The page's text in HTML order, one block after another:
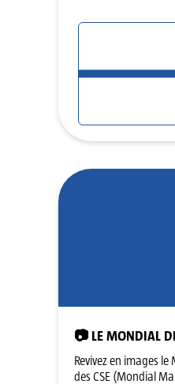
📷 LE MONDIAL
Revivez en images
des CSE (Mondial